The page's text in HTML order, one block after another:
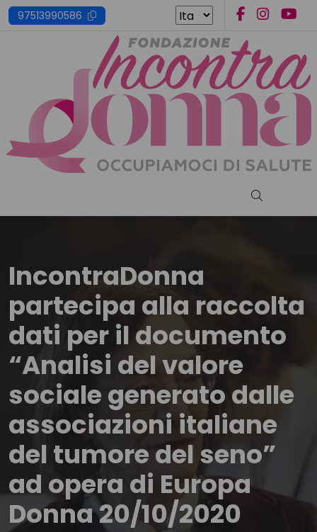
Skip
to
97513990586
Cerca nel
IncontraDonna
partecipa alla raccolta
dati per il documento
“Analisi del valore
sociale generato dalle
associazioni italiane
del tumore del seno”
ad opera di Europa
Donna 20/10/2020